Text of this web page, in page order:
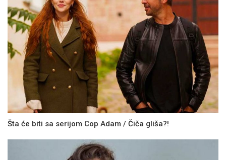
Šta će biti sa serijom Cop Adam / Čiča gliša?!